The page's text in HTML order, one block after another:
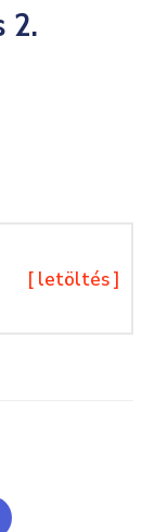
2.
[ letöltés ]